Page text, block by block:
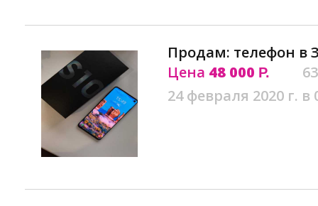
Продам: телефон в
Цена 48 000 Р.
24 февраля 2020 г. в